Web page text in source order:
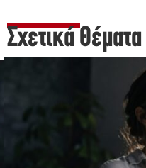
Σχετικά Θέματα